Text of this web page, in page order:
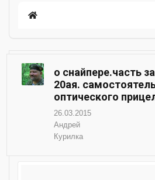
о снайпере.часть
20ая.
оптического
26.03.2015
Андрей
Курилка